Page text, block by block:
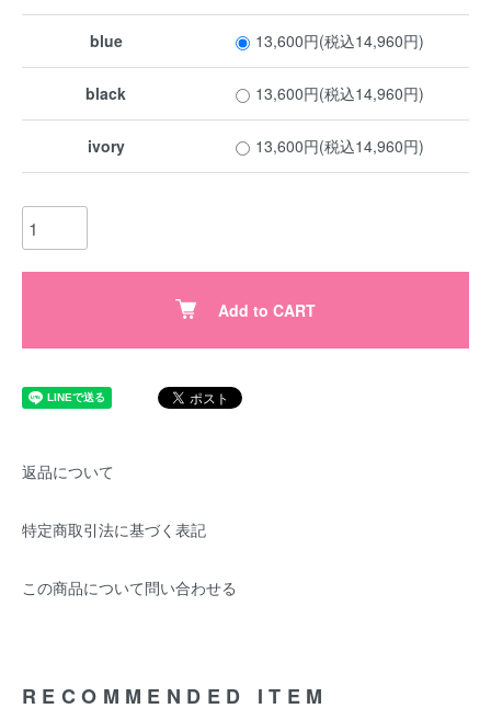
blue 13,600円(税込14,960円)
black 13,600円(税込14,960円)
ivory 13,600円(税込14,960円)
Add to CART
返品について
特定商取引法に基づく表記
この商品について問い合わせる
RECOMMENDED ITEM